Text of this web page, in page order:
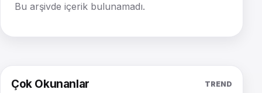
Bu arşivde içerik bulunamadı.
Çok Okunanlar TREND